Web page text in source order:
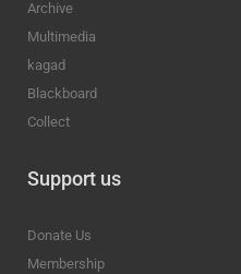
Archive
Multimedia
kagad
Blackboard
Collect
Support us
Donate Us
Membership